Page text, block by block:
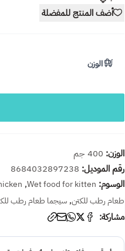
أضف المنتج للمفضلة
الوزن
الوزن: 400 جم
رقم الموديل: 8684032897238
الوسوم: Wet food for kitten
,
طعام رطب للكتن,سيجما طعام رطب
مشاركة: